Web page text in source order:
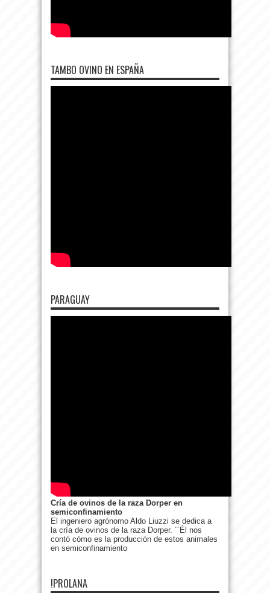
TAMBO OVINO EN ESPAÑA
PARAGUAY
Cría de ovinos de la raza Dorper en
semiconfinamiento
El ingeniero agrónomo Aldo Liuzzi se dedica a
la cría de ovinos de la raza Dorper. ´´Él nos
contó cómo es la producción de estos animales
en semiconfinamiento
!PROLANA